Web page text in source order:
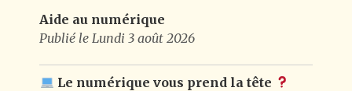
Aide au numérique
Publié le Lundi 3 août 2026
Le numérique vous prend la tête